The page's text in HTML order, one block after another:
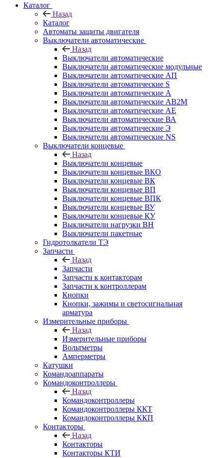
Каталог
Назад
Каталог
Автоматы защиты двигателя
Выключатели автоматические
Назад
Выключатели автоматические
Выключатели автоматические модульные
Выключатели автоматические АП
Выключатели автоматические S
Выключатели автоматические А
Выключатели автоматические АВ2М
Выключатели автоматические АЕ
Выключатели автоматические ВА
Выключатели автоматические Э
Выключатели автоматические NS
Выключатели концевые
Назад
Выключатели концевые
Выключатели концевые ВКО
Выключатели концевые ВК
Выключатели концевые ВП
Выключатели концевые ВПК
Выключатели концевые ВУ
Выключатели концевые КУ
Выключатели нагрузки ВН
Выключатели пакетные
Гидротолкатели ТЭ
Запчасти
Назад
Запчасти
Запчасти к контакторам
Запчасти к контроллерам
Кнопки
Кнопки, зажимы и светосигнальная
арматура
Измерительные приборы
Назад
Измерительные приборы
Вольтметры
Амперметры
Катушки
Командоаппараты
Командоконтроллеры
Назад
Командоконтроллеры
Командоконтроллеры ККТ
Командоконтроллеры ККП
Контакторы
Назад
Контакторы
Контакторы КТИ